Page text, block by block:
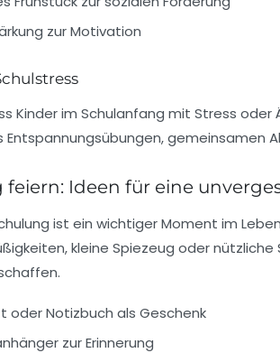
zur Motivation
Kinder im Schulanfang mit Stress
Entspannungsübungen, gemeinsamen
feiern: Ideen für eine
ist ein wichtiger Moment im
kleine Spiezeug oder
oder Notizbuch als Geschenk
zur Erinnerung